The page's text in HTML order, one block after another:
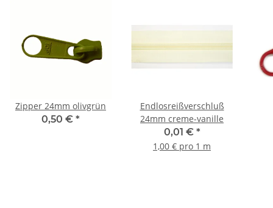
Zipper 24mm olivgrün
0,50 € *
Endlosreißverschluß
24mm creme-vanille
0,01 € *
1,00 € pro 1 m